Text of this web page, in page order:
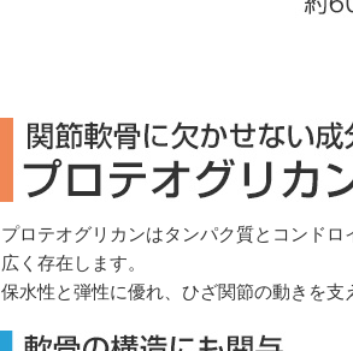
プロテオグリカンはタンパク質とコンド
広く存在します。
保水性と弾性に優れ、ひざ関節の動きを支